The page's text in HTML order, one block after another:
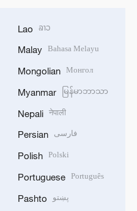
Lao ລາວ
Malay Bahasa Melayu
Mongolian Монгол
Myanmar မြန်မာဘာသာ
Nepali नेपाली
Persian فارسی
Polish Polski
Portuguese Português
Pashto پښتو